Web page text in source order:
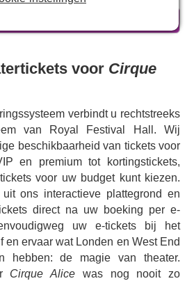
in Australië en Singapore
in première in Londen. De show,
een nieuwe, creatieve en unieke
een van de meest herkenbare
tijden, met een circusthema.
betoverende uren spektakel,
vanaf vijf jaar.Cirque Alice
luchtacrobaten en andere
contorsionisten, prachtig
gastartiesten, begeleid door een
arrangementen van klassieke
romantische avond hebt of met
je zult betoverd worden door deze
rondom dit ronduit magische
je klaar om de wonderen en
in Wonderland te beleven door
voor Cirque
verbindt u rechtstreeks
van Royal Festival Hall. Wij
beschikbaarheid van tickets voor
en premium tot kortingstickets,
voor uw budget kunt kiezen.
ons interactieve plattegrond en
direct na uw boeking per e-
uw e-tickets bij het
en ervaar wat Londen en West End
hebben: de magie van theater.
Cirque Alice was nog nooit zo